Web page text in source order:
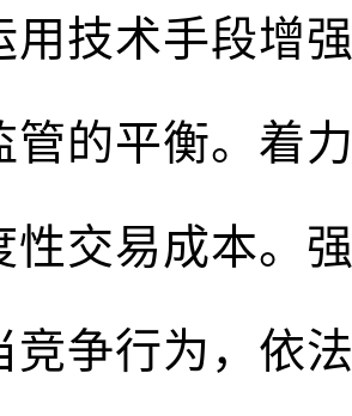
用技术手段增
管的平衡。着
性交易成本。
竞争行为，依